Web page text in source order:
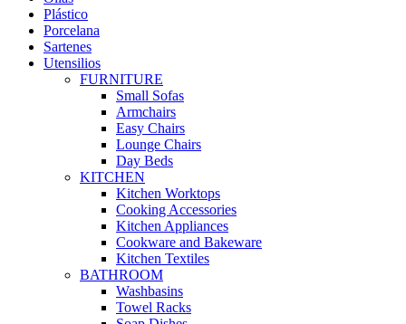
Plástico
Porcelana
Sartenes
Utensilios
FURNITURE
Small Sofas
Armchairs
Easy Chairs
Lounge Chairs
Day Beds
KITCHEN
Kitchen Worktops
Cooking Accessories
Kitchen Appliances
Cookware and Bakeware
Kitchen Textiles
BATHROOM
Washbasins
Towel Racks